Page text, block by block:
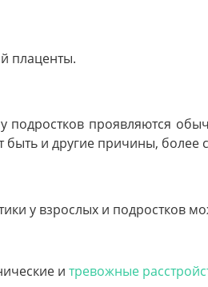
плаценты.
подростков проявляются
быть и другие причины, более
у взрослых и подростков
и тревожные